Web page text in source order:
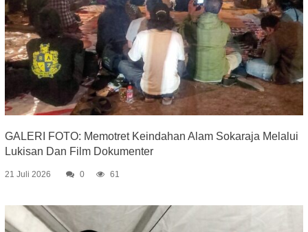
GALERI FOTO: Memotret Keindahan Alam Sokaraja Melalui
Lukisan Dan Film Dokumenter
21 Juli 2026 0 61